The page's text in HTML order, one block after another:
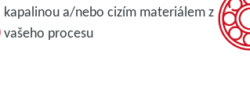
kapalinou a/nebo cizím materiálem z
vašeho procesu